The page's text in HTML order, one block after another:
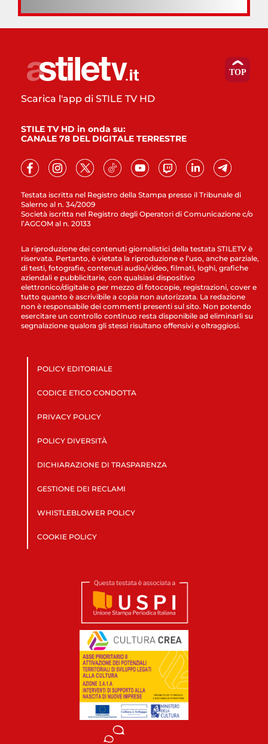
Testata iscritta nel Registro della Stampa presso il Tribunale di
Salerno al n. 34/2009
Società iscritta nel Registro degli Operatori di Comunicazione c/o
l’AGCOM al n. 20133
Scarica l'app di STILE TV HD
STILE TV HD in onda su:
CANALE 78 DEL DIGITALE TERRESTRE
La riproduzione dei contenuti giornalistici della testata STILETV è
riservata. Pertanto, è vietata la riproduzione e l’uso, anche parziale,
di testi, fotografie, contenuti audio/video, filmati, loghi, grafiche
aziendali e pubblicitarie, con qualsiasi dispositivo
elettronico/digitale o per mezzo di fotocopie, registrazioni, cover e
tutto quanto è ascrivibile a copia non autorizzata. La redazione
non è responsabile dei commenti presenti sul sito. Non potendo
esercitare un controllo continuo resta disponibile ad eliminarli su
segnalazione qualora gli stessi risultano offensivi e oltraggiosi.
POLICY EDITORIALE
CODICE ETICO CONDOTTA
PRIVACY POLICY
POLICY DIVERSITÀ
DICHIARAZIONE DI TRASPARENZA
GESTIONE DEI RECLAMI
WHISTLEBLOWER POLICY
COOKIE POLICY